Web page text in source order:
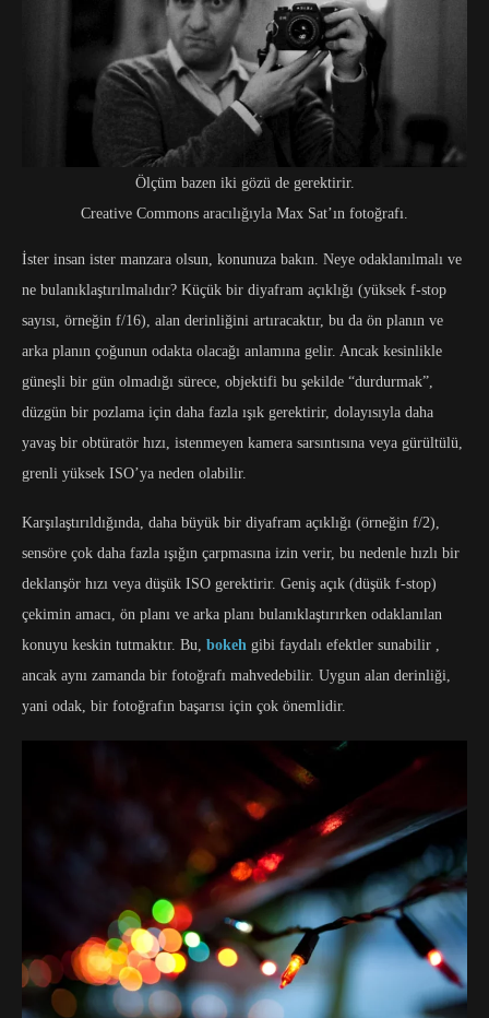
Ölçüm bazen iki gözü de gerektirir.
Creative Commons aracılığıyla Max Sat’ın fotoğrafı.
İster insan ister manzara olsun, konunuza bakın. Neye odaklanılmalı ve
ne bulanıklaştırılmalıdır? Küçük bir diyafram açıklığı (yüksek f-stop
sayısı, örneğin f/16), alan derinliğini artıracaktır, bu da ön planın ve
arka planın çoğunun odakta olacağı anlamına gelir. Ancak kesinlikle
güneşli bir gün olmadığı sürece, objektifi bu şekilde “durdurmak”,
düzgün bir pozlama için daha fazla ışık gerektirir, dolayısıyla daha
yavaş bir obtüratör hızı, istenmeyen kamera sarsıntısına veya gürültülü,
grenli yüksek ISO’ya neden olabilir.
Karşılaştırıldığında, daha büyük bir diyafram açıklığı (örneğin f/2),
sensöre çok daha fazla ışığın çarpmasına izin verir, bu nedenle hızlı bir
deklanşör hızı veya düşük ISO gerektirir. Geniş açık (düşük f-stop)
çekimin amacı, ön planı ve arka planı bulanıklaştırırken odaklanılan
konuyu keskin tutmaktır. Bu, bokeh gibi faydalı efektler sunabilir ,
ancak aynı zamanda bir fotoğrafı mahvedebilir. Uygun alan derinliği,
yani odak, bir fotoğrafın başarısı için çok önemlidir.